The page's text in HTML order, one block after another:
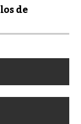
de